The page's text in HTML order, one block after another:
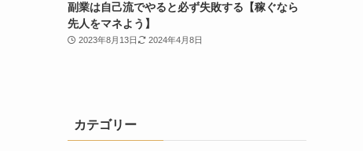
副業は自己流でやると必ず失敗する【稼ぐなら
先人をマネよう】
2023年8月13日 2024年4月8日
カテゴリー